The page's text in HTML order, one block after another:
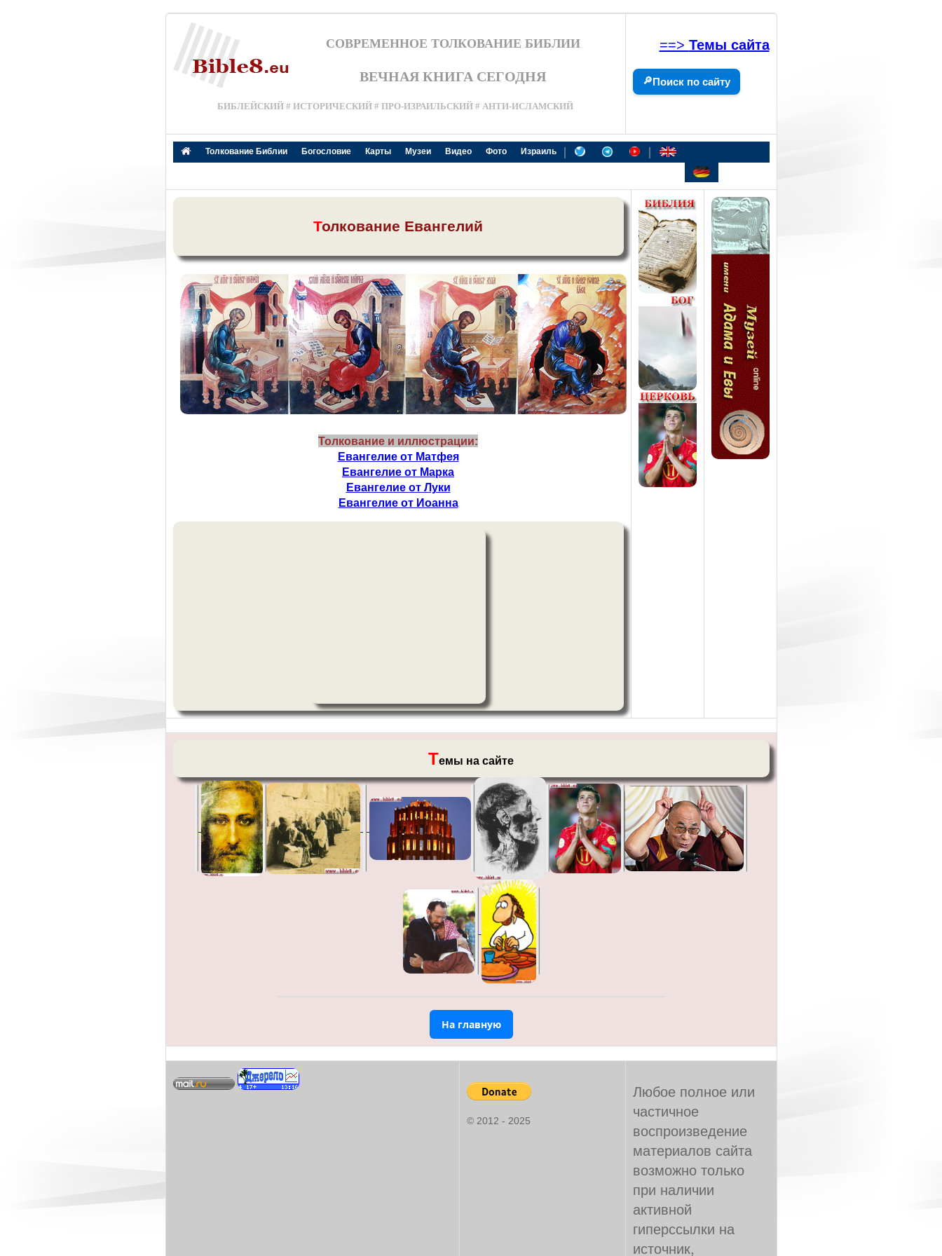
СОВРЕМЕННОЕ ТОЛКОВАНИЕ БИБЛИИ
ВЕЧНАЯ КНИГА СЕГОДНЯ
БИБЛЕЙСКИЙ # ИСТОРИЧЕСКИЙ # ПРО-ИЗРАИЛЬСКИЙ # АНТИ-ИСЛАМСКИЙ
==> Темы сайта
🔎Поиск по сайту
Толкование Библии Богословие Карты Музеи Видео Фото Израиль | |
Толкование Евангелий
Толкование и иллюстрации:
Евангелие от Матфея
Евангелие от Марка
Евангелие от Луки
Евангелие от Иоанна
Темы на сайте
На главную
© 2012 - 2025
Любое полное или
частичное
воспроизведение
материалов сайта
возможно только
при наличии
активной
гиперссылки на
источник,